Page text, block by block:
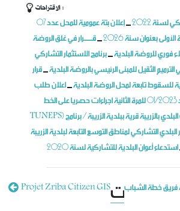
الاقتراحات :
لسنة 2022 _
إعلان بتة عمومية للمحل عدد 07
بعنوان سنة 2026
_قـــــــرار في غلق الروضة
فوري للروضة البلدية_برنامج الاستثمار التشاركي
في الترميم الثقيل للمبنى الرئيسي بالروضة البلدية_قرار
للسقوط تابعة لمحل الروضة البلدية_اعلان طلب
عروض عدد 01/2023 للمرة الثانية اجراءات حصريا على الخط (تونبس
TUNEPS) مشروع تعشيب الملعب البلدي بالزريبة قرية ببلدية الزريبة / برنامج
البلدي التشاركي لمناطق التوسع التابعة لبلدية الزريبة
استدعاء أعوان البلدية للتشاركية لسنة 2020
Projet Zriba Citizen GIS فريق خطة الشباب
التعليقات
الخارجية لانتداب تقني اختصاص هندسة مدنية
وضع بتاريخ: 25/06